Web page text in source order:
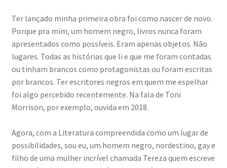
Ter lançado minha primeira obra foi como nascer de novo.
Porque pra mim, um homem negro, livros nunca foram
apresentados como possíveis. Eram apenas objetos. Não
lugares. Todas as histórias que li e que me foram contadas
ou tinham brancos como protagonistas ou foram escritas
por brancos. Ter escritores negros em quem me espelhar
foi algo percebido recentemente. Na fala de Toni
Morrison, por exemplo, ouvida em 2018.
Agora, com a Literatura compreendida como um lugar de
possibilidades, sou eu, um homem negro, nordestino, gay e
filho de uma mulher incrível chamada Tereza quem escreve